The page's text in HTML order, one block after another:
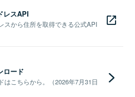
レスAPI
スから住所を取得できる公式API
ロード
はこちらから。（2026年7月31日